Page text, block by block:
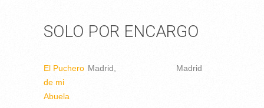
SOLO POR ENCARGO
El Puchero
de mi
Abuela
Madrid Madrid